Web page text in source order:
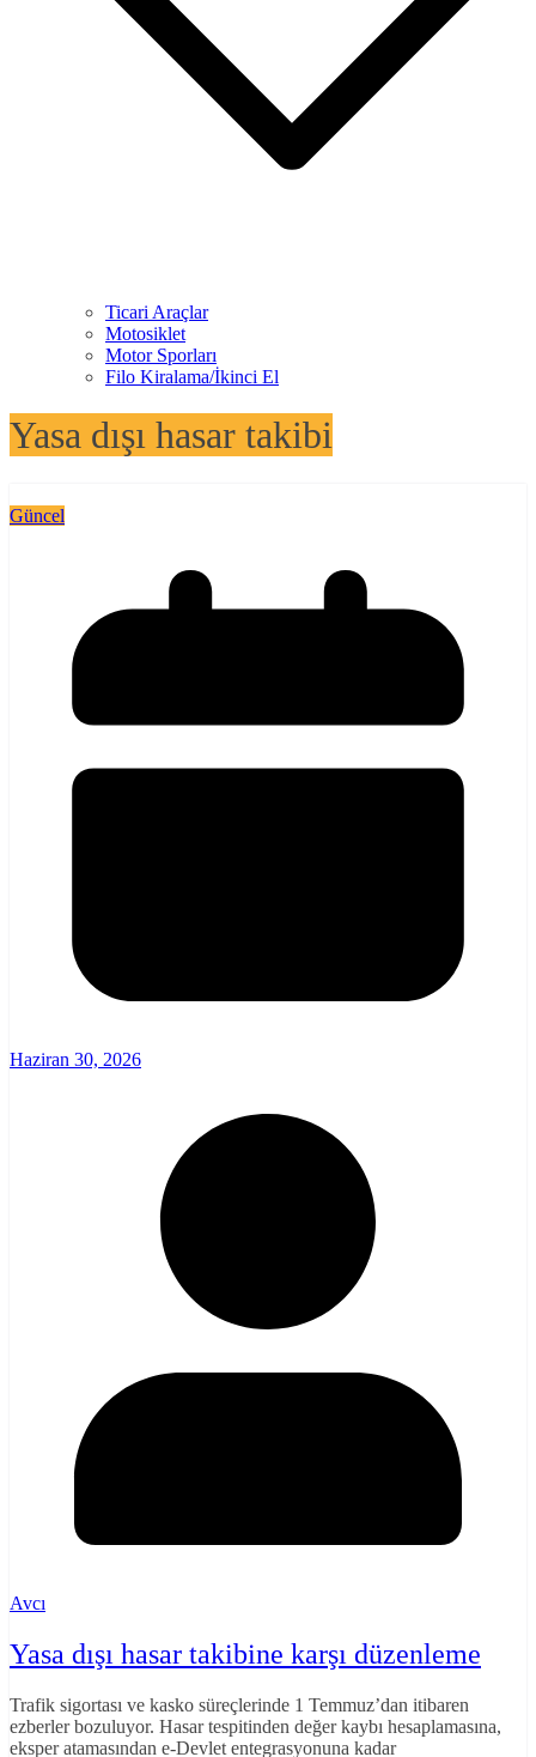
Ticari Araçlar
Motosiklet
Motor Sporları
Filo Kiralama/İkinci El
Yasa dışı hasar takibi
Güncel
Haziran 30, 2026
Avcı
Yasa dışı hasar takibine karşı düzenleme
Trafik sigortası ve kasko süreçlerinde 1 Temmuz’dan itibaren
ezberler bozuluyor. Hasar tespitinden değer kaybı hesaplamasına,
eksper atamasından e-Devlet entegrasyonuna kadar